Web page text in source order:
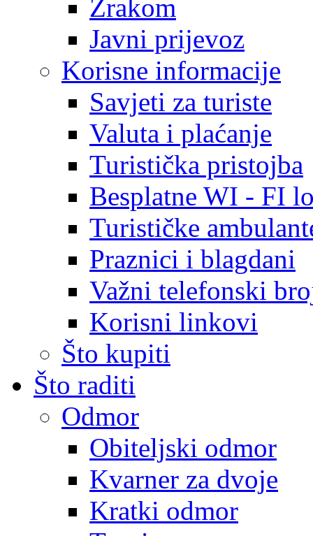
Zrakom
Javni prijevoz
Korisne informacije
Savjeti za turiste
Valuta i plaćanje
Turistička pristojba
Besplatne WI - FI
Turističke
Praznici i blagdani
Važni telefonski
Korisni linkovi
Što kupiti
Što raditi
Odmor
Obiteljski odmor
Kvarner za dvoje
Kratki odmor